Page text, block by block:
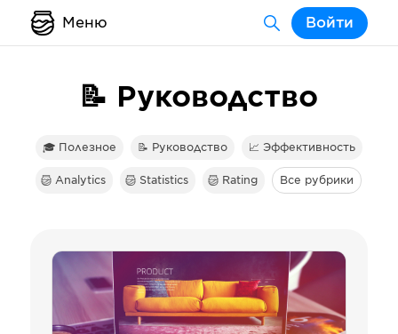
Меню Войти
📝 Руководство
🎓 Полезное 📝 Руководство 📈 Эффективность
Analytics Statistics Rating Все рубрики